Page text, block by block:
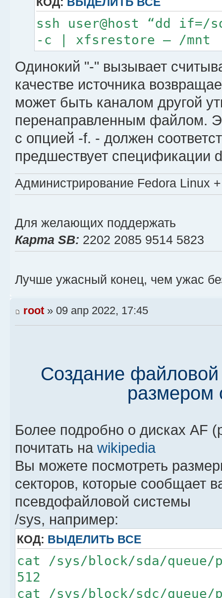
ssh user@host “dd if=/
-c | xfsrestore – /mnt
Одинокий "-" вызывает
качестве источника
может быть каналом другой
перенаправленным файлом.
с опцией -f. - должен
предшествует спецификации
Администрирование Fedora Linux
Для желающих поддержать
Карта SB: 2202 2085 9514 5823
Лучше ужасный конец, чем ужас
root » 09 апр 2022, 17:45
Создание
размером
Более подробно о дисках AF
почитать на wikipedia
Вы можете посмотреть
секторов, которые сообщает
псевдофайловой системы
/sys, например:
КОД: ВЫДЕЛИТЬ ВСЕ
cat /sys/block/sda/queue/
512
cat /sys/block/sdc/queue/